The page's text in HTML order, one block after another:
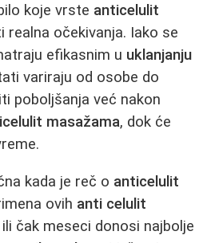
koje vrste anticelulit
realna očekivanja. Iako se
efikasnim u uklanjanju
variraju od osobe do
poboljšanja već nakon
masažama, dok će
kada je reč o anticelulit
ovih anti celulit
čak meseci donosi najbolje